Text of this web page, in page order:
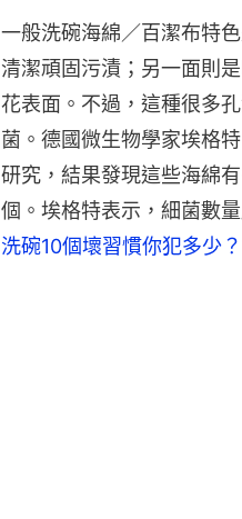
一般洗碗海綿／百潔布特
清潔頑固污漬；另一面則
花表面。不過，這種很多
菌。德國微生物學家埃格
研究，結果發現這些海綿
個。埃格特表示，細菌數
洗碗10個壞習慣你犯多少